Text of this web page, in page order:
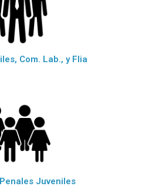
Com. Lab., y Flia
Juveniles